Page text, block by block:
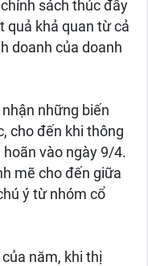
sách thúc đẩy
quả khả quan từ cả
doanh của doanh
những biến
cho đến khi thông
vào ngày 9/4.
mẽ cho đến giữa
ý từ nhóm cổ
năm, khi thị